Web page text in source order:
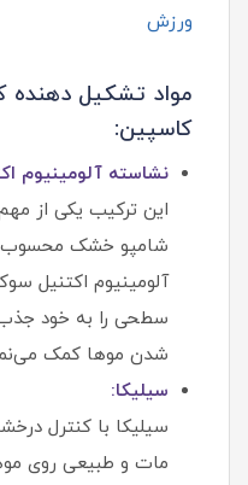
ورزش
مواد تشکیل‌
کاسپین:
نشاسته آلومینیوم
این ترکیب یکی از
شامپو خشک محسوب
آلومینیوم اکتنیل
سطحی را به خود جذب
شدن موها کمک
سیلیکا:
سیلیکا با کنترل
مات و طبیعی روی